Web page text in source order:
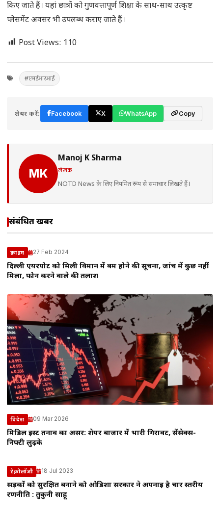
किए जाते हैं। यहां छात्रों को गुणवत्तापूर्ण शिक्षा के साथ-साथ उत्कृष्ट
प्लेसमेंट अवसर भी उपलब्ध कराए जाते हैं।
Post Views: 110
#एमईआरआई
शेयर करें: Facebook X WhatsApp Copy
MK
Manoj K Sharma
लेखक
NOTD News के लिए नियमित रूप से समाचार लिखते हैं।
संबंधित खबरें
क्राइम 27 Feb 2024
दिल्ली एयरपोर्ट को मिली विमान में बम होने की सूचना, जांच में कुछ नहीं
मिला, फोन करने वाले की तलाश
विदेश 09 Mar 2026
मिडिल ईस्ट तनाव का असर: शेयर बाजार में भारी गिरावट, सेंसेक्स-
निफ्टी लुढ़के
टेक्नोलॉजी 18 Jul 2023
सड़कों को सुरक्षित बनाने को ओडिशा सरकार ने अपनाई है चार स्तरीय
रणनीति : तुकुनी साहू